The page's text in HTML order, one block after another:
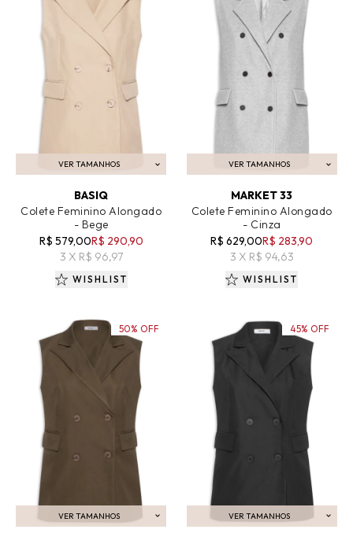
VER TAMANHOS
ADICIONAR AO CARRINHO
BASIQ
Colete Feminino Alongado
- Bege
R$ 579,00R$ 290,90
3 X R$ 96,97
WISHLIST
VER TAMANHOS
ADICIONAR AO CARRINHO
MARKET 33
Colete Feminino Alongado
- Cinza
R$ 629,00R$ 283,90
3 X R$ 94,63
WISHLIST
VER TAMANHOS
ADICIONAR AO CARRINHO
50% OFF
VER TAMANHOS
ADICIONAR AO CARRINHO
45% OFF